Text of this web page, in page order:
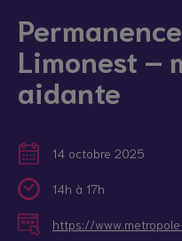
Limonest –
aidante
14 octobre 2025
14h à 17h
https://